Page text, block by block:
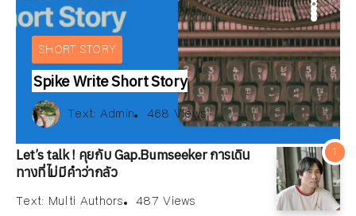
ณัฐพงษ์ วิมลรัตน์ 158 Views
Multi Authors 487 Views
SHORT STORY
Spike Write Short Story
Text: Admin 468 Views
BOOKS REVIEW
Text: วัลคุ์วดี ชุมจุล 252 Views
Text: สมลดา เนียมละมูล
174 Views
ARTICLE
Text: ณัฐพงษ์ วิมลรัตน์ 158 Views
INTERVIEW
Text: Multi Authors 487 Views
Let’s talk ! คุยกับ Gap.Bumseeker การเดิน
ทางที่ไม่มีคำว่ากลัว
Text: Multi Authors 487 Views